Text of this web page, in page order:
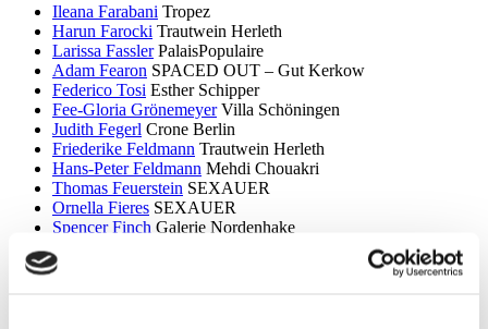
Ileana Farabani Tropez
Harun Farocki Trautwein Herleth
Larissa Fassler PalaisPopulaire
Adam Fearon SPACED OUT – Gut Kerkow
Federico Tosi Esther Schipper
Fee-Gloria Grönemeyer Villa Schöningen
Judith Fegerl Crone Berlin
Friederike Feldmann Trautwein Herleth
Hans-Peter Feldmann Mehdi Chouakri
Thomas Feuerstein SEXAUER
Ornella Fieres SEXAUER
Spencer Finch Galerie Nordenhake
Itchi Fleischer